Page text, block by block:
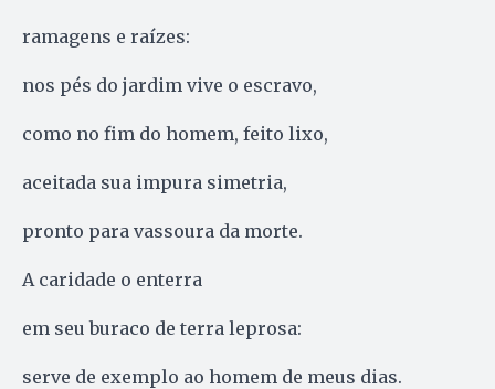
ramagens e raízes:
nos pés do jardim vive o escravo,
como no fim do homem, feito lixo,
aceitada sua impura simetria,
pronto para vassoura da morte.
A caridade o enterra
em seu buraco de terra leprosa:
serve de exemplo ao homem de meus dias.